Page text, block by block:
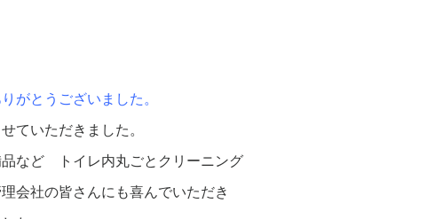
とうございました。
ていただきました。
ど トイレ内丸ごとクリーニング
社の皆さんにも喜んでいただき